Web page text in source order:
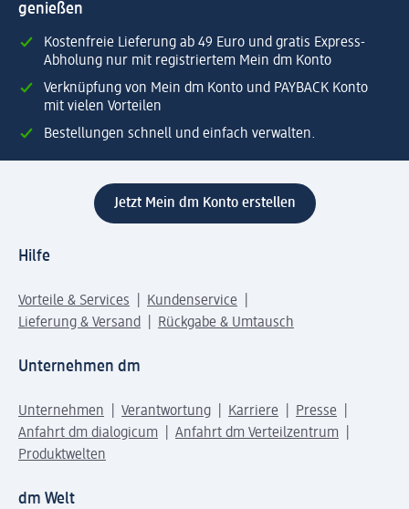
genießen
Kostenfreie Lieferung ab 49 Euro und gratis Express-
Abholung nur mit registriertem Mein dm Konto
Verknüpfung von Mein dm Konto und PAYBACK Konto
mit vielen Vorteilen
Bestellungen schnell und einfach verwalten.
Jetzt Mein dm Konto erstellen
Hilfe
Vorteile & Services
Kundenservice
Lieferung & Versand
Rückgabe & Umtausch
Unternehmen dm
Unternehmen Verantwortung Karriere
Presse
Anfahrt dm dialogicum
Anfahrt dm Verteilzentrum
Produktwelten
dm Welt